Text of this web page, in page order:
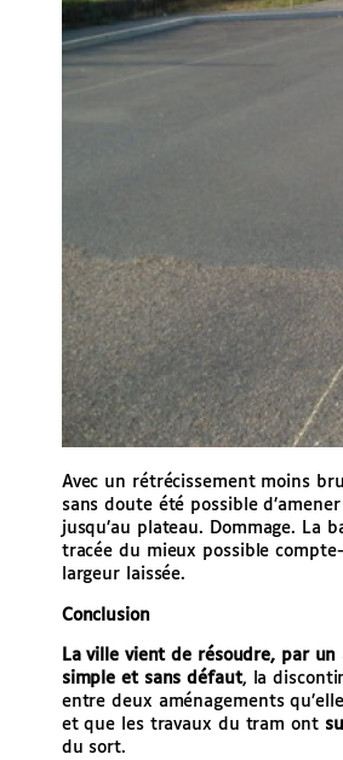
Avec un rétrécissement moins
sans doute été possible
jusqu’au plateau. Dommage. La
tracée du mieux possible
largeur laissée.
Conclusion
La ville vient de résoudre, par un
simple et sans défaut, la
entre deux aménagements
et que les travaux du tram ont
du sort.